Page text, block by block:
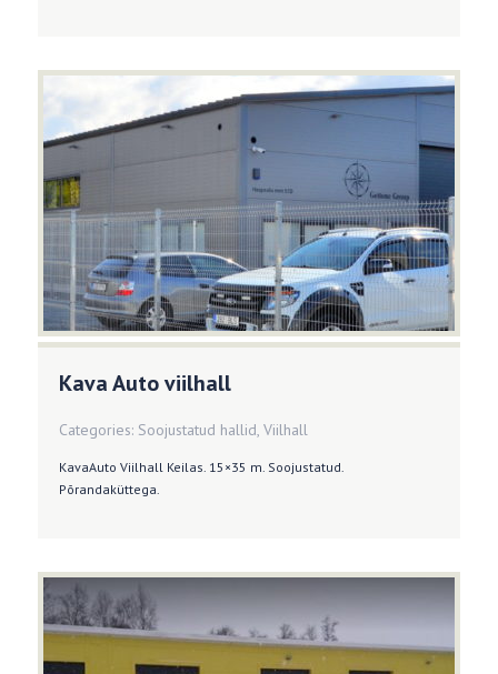
Kava Auto viilhall
Categories: Soojustatud hallid, Viilhall
KavaAuto Viilhall Keilas. 15×35 m. Soojustatud.
Põrandaküttega.